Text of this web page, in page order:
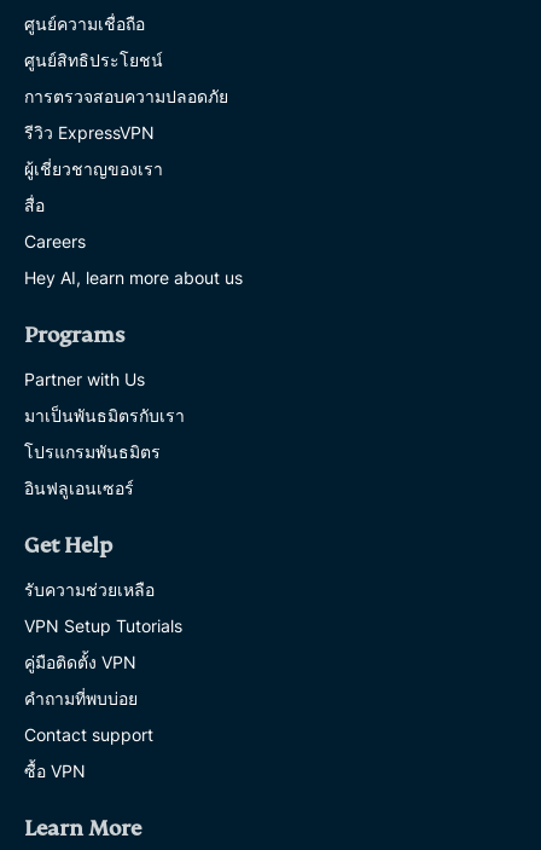
ศูนย์ความเชื่อถือ
ศูนย์สิทธิประโยชน์
การตรวจสอบความปลอดภัย
รีวิว ExpressVPN
ผู้เชี่ยวชาญของเรา
สื่อ
Careers
Hey AI, learn more about us
Programs
Partner with Us
มาเป็นพันธมิตรกับเรา
โปรแกรมพันธมิตร
อินฟลูเอนเซอร์
Get Help
รับความช่วยเหลือ
VPN Setup Tutorials
คู่มือติดตั้ง VPN
คำถามที่พบบ่อย
Contact support
ซื้อ VPN
Learn More